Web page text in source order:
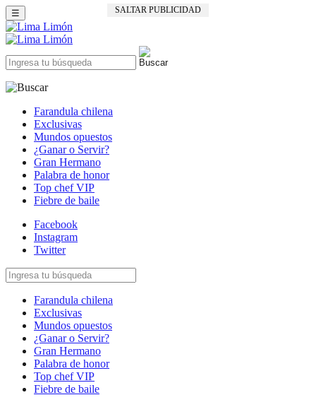
SALTAR PUBLICIDAD
☰
Farandula chilena
Exclusivas
Mundos opuestos
¿Ganar o Servir?
Gran Hermano
Palabra de honor
Top chef VIP
Fiebre de baile
Facebook
Instagram
Twitter
Farandula chilena
Exclusivas
Mundos opuestos
¿Ganar o Servir?
Gran Hermano
Palabra de honor
Top chef VIP
Fiebre de baile